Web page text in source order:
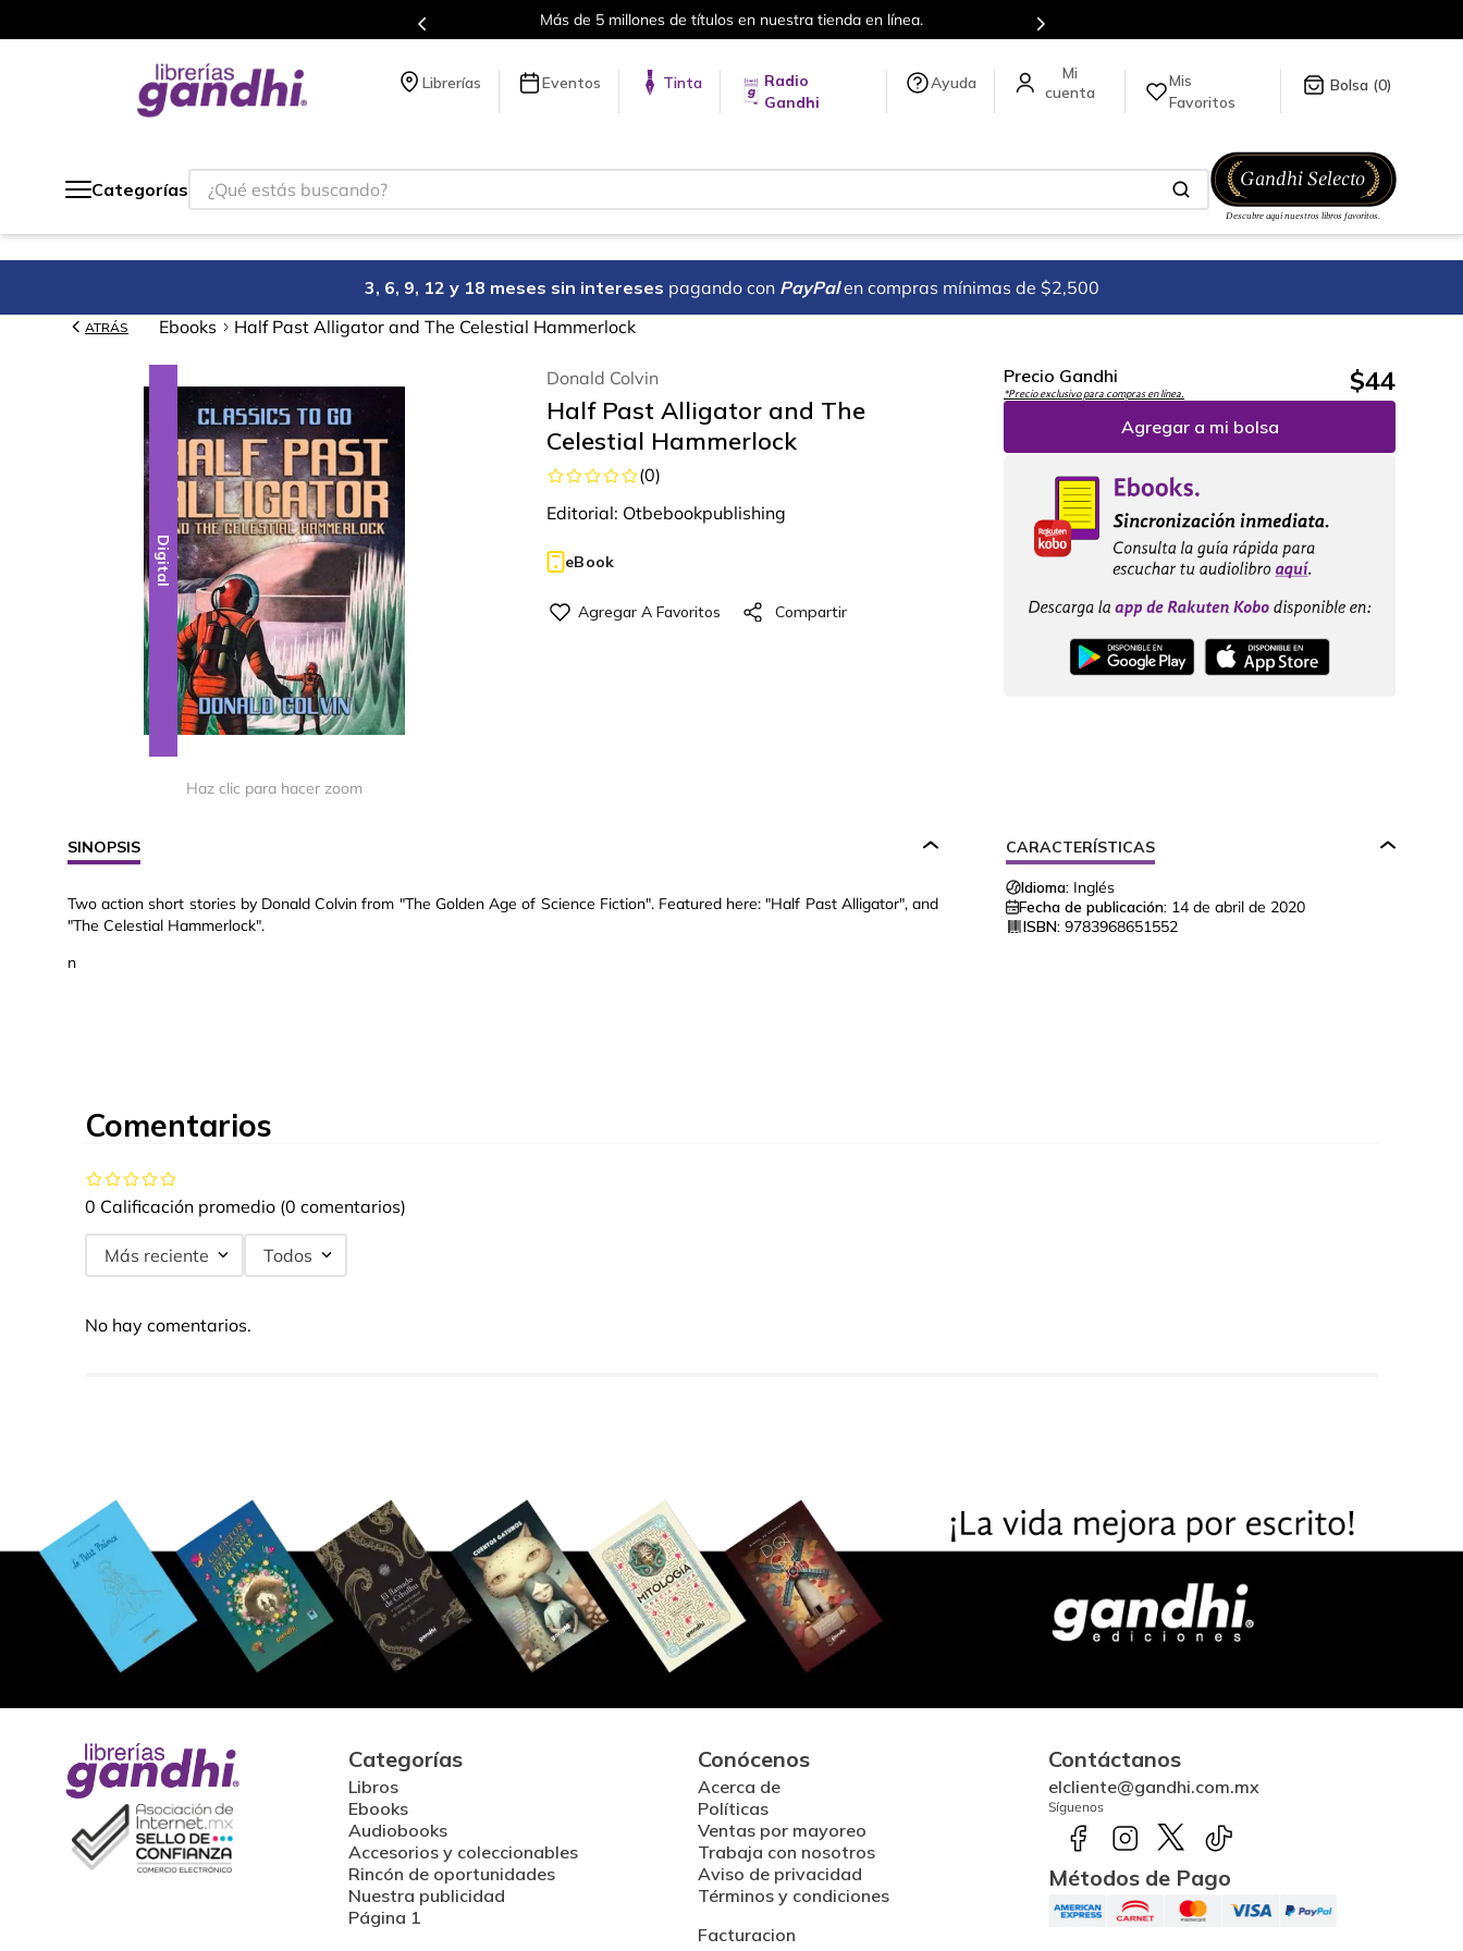
Más de 5 millones de títulos en nuestra tienda en línea.
Librerías Eventos Tinta
Radio
Gandhi
Ayuda
Mis
Favoritos
0
Categorías
¿Qué estás buscando?
3, 6, 9, 12 y 18 meses sin intereses pagando con PayPal en compras mínimas de $2,500
ATRÁS Ebooks Half Past Alligator and The Celestial Hammerlock
Digital
Haz clic para hacer zoom
Donald Colvin
Half Past Alligator and The
Celestial Hammerlock
(0)
Editorial: Otbebookpublishing
eBook
Precio Gandhi
*Precio exclusivo para compras en línea. $44
Agregar a mi bolsa
SINOPSIS
Two action short stories by Donald Colvin from "The Golden Age of Science Fiction". Featured here: "Half Past Alligator", and
"The Celestial Hammerlock".
n
CARACTERÍSTICAS
Idioma: Inglés
Fecha de publicación: 14 de abril de 2020
ISBN: 9783968651552
Comentarios
0 Calificación promedio (0 comentarios)
Más reciente Todos
No hay comentarios.
Categorías
Libros
Ebooks
Audiobooks
Accesorios y coleccionables
Rincón de oportunidades
Nuestra publicidad
Página 1
Conócenos
Acerca de
Políticas
Ventas por mayoreo
Trabaja con nosotros
Aviso de privacidad
Términos y condiciones
Facturacion
Contáctanos
elcliente@gandhi.com.mx
Síguenos
Métodos de Pago